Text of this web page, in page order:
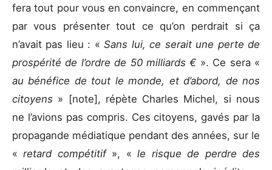
fera tout pour vous en convaincre, en commençant
par vous présenter tout ce qu’on perdrait si ça
n’avait pas lieu : «Sans lui, ce serait une perte de
prospérité de l’ordre de 50 milliards € ». Ce sera «
au bénéfice de tout le monde, et d’abord, de nos
citoyens » [note], répète Charles Michel, si nous
ne l’avions pas compris. Ces citoyens, gavés par la
propagande médiatique pendant des années, sur le
«retard compétitif », «le risque de perdre des